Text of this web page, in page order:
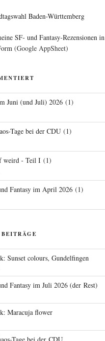
Baden-Württemberg
SF- und Fantasy-Rezensionen in
(Google AppSheet)
Juni (und Juli) 2026 (1)
Tage bei der CDU (1)
weird - Teil I (1)
Fantasy im April 2026 (1)
Sunset colours, Gundelfingen
Fantasy im Juli 2026 (der Rest)
Maracuja flower